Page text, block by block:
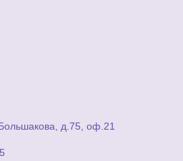
д.75, оф.21